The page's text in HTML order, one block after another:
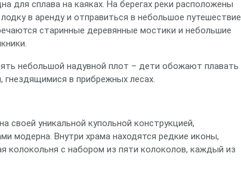
для сплава на каяках. На берегах реки расположены
в аренду и отправиться в небольшое путешествие
старинные деревянные мостики и небольшие
небольшой надувной плот – дети обожают плавать
в прибрежных лесах.
своей уникальной купольной конструкцией,
модерна. Внутри храма находятся редкие иконы,
колокольня с набором из пяти колоколов, каждый из